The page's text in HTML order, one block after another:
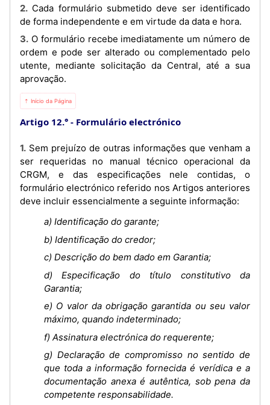
2. Cada formulário submetido deve ser identificado
de forma independente e em virtude da data e hora.
3. O formulário recebe imediatamente um número de
ordem e pode ser alterado ou complementado pelo
utente, mediante solicitação da Central, até a sua
aprovação.
⇡ Início da Página
Artigo 12.° Formulário electrónico
1. Sem prejuízo de outras informações que venham a
ser requeridas no manual técnico operacional da
CRGM, e das especificações nele contidas, o
formulário electrónico referido nos Artigos anteriores
deve incluir essencialmente a seguinte informação:
a) Identificação do garante;
b) Identificação do credor;
c) Descrição do bem dado em Garantia;
d) Especificação do título constitutivo da
Garantia;
e) O valor da obrigação garantida ou seu valor
máximo, quando indeterminado;
f) Assinatura electrónica do requerente;
g) Declaração de compromisso no sentido de
que toda a informação fornecida é verídica e a
documentação anexa é autêntica, sob pena da
competente responsabilidade.